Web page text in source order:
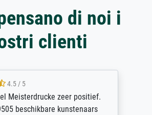
di noi i
clienti
4.5 / 5
Meisterdrucke zeer positief.
beschikbare kunstenaars